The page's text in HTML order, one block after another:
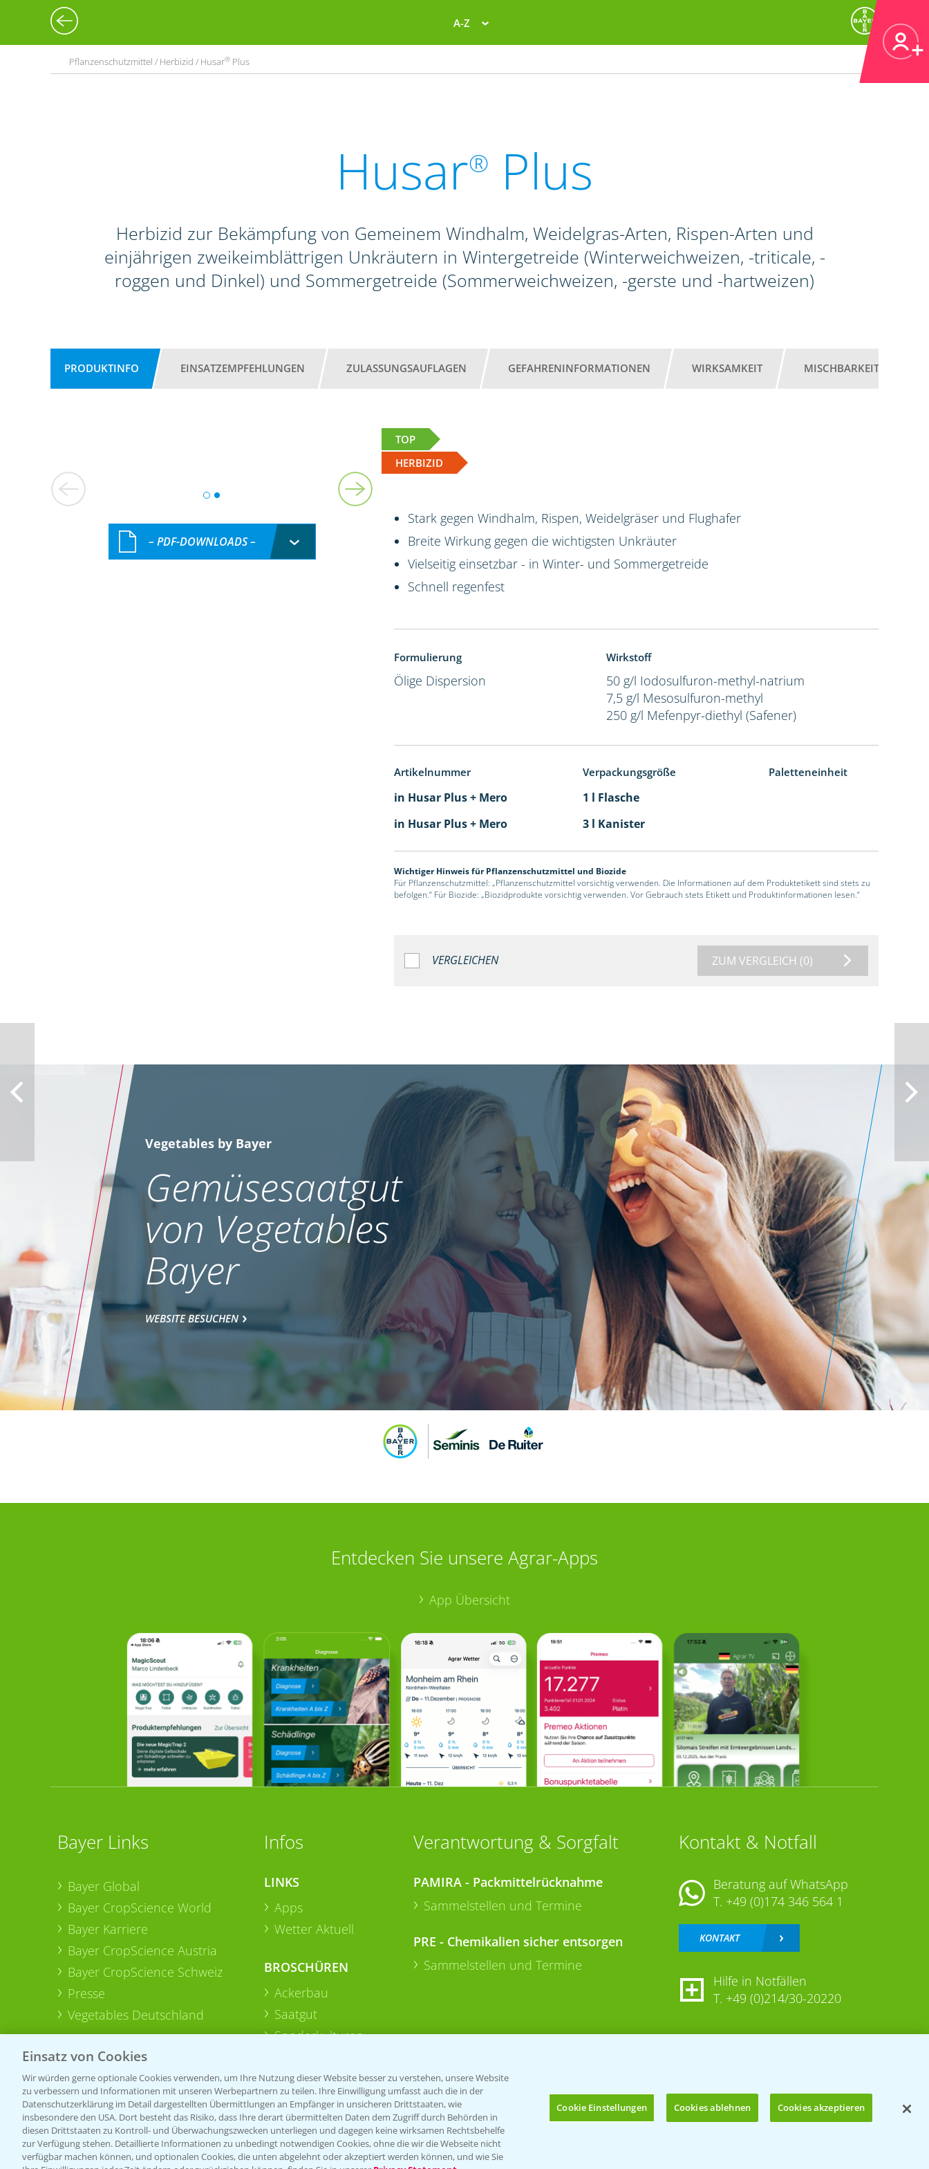
A-Z
Pflanzenschutzmittel / Herbizid / Husar® Plus
Husar® Plus
Herbizid zur Bekämpfung von Gemeinem Windhalm, Weidelgras-Arten, Rispen-Arten und
einjährigen zweikeimblättrigen Unkräutern in Wintergetreide (Winterweichweizen, -triticale, -
roggen und Dinkel) und Sommergetreide (Sommerweichweizen, -gerste und -hartweizen)
PRODUKTINFO EINSATZEMPFEHLUNGEN ZULASSUNGSAUFLAGEN GEFAHRENINFORMATIONEN WIRKSAMKEIT MISCHBARKEIT
TOP
HERBIZID
– PDF-DOWNLOADS –
Stark gegen Windhalm, Rispen, Weidelgräser und Flughafer
Breite Wirkung gegen die wichtigsten Unkräuter
Vielseitig einsetzbar - in Winter- und Sommergetreide
Schnell regenfest
Formulierung
Ölige Dispersion
Wirkstoff
50 g/l Iodosulfuron-methyl-natrium
7,5 g/l Mesosulfuron-methyl
250 g/l Mefenpyr-diethyl (Safener)
Artikelnummer Verpackungsgröße Paletteneinheit
in Husar Plus + Mero
1 l Flasche
in Husar Plus + Mero
3 l Kanister
Wichtiger Hinweis für Pflanzenschutzmittel und Biozide
Für Pflanzenschutzmittel: „Pflanzenschutzmittel vorsichtig verwenden. Die Informationen auf dem Produktetikett sind stets zu
befolgen.“ Für Biozide: „Biozidprodukte vorsichtig verwenden. Vor Gebrauch stets Etikett und Produktinformationen lesen.“
VERGLEICHEN ZUM VERGLEICH (0)
Vegetables by Bayer
Gemüsesaatgut
von Vegetables
Bayer
WEBSITE BESUCHEN
Entdecken Sie unsere Agrar-Apps
App Übersicht
Bayer Links
Bayer Global
Bayer CropScience World
Bayer Karriere
Bayer CropScience Austria
Bayer CropScience Schweiz
Presse
Vegetables Deutschland
Infos
LINKS
Apps
Wetter Aktuell
BROSCHÜREN
Ackerbau
Saatgut
Sonderkulturen
Verantwortung & Sorgfalt
PAMIRA - Packmittelrücknahme
Sammelstellen und Termine
PRE - Chemikalien sicher entsorgen
Sammelstellen und Termine
Kontakt & Notfall
Beratung auf WhatsApp
T. +49 (0)174 346 564 1
KONTAKT
Hilfe in Notfällen
T. +49 (0)214/30-20220
Folgen Sie uns
Einsatz von Cookies
Wir würden gerne optionale Cookies verwenden, um Ihre Nutzung dieser Website besser zu verstehen, unsere Website
zu verbessern und Informationen mit unseren Werbepartnern zu teilen. Ihre Einwilligung umfasst auch die in der
Datenschutzerklärung im Detail dargestellten Übermittlungen an Empfänger in unsicheren Drittstaaten, wie
insbesondere den USA. Dort besteht das Risiko, dass Ihre derart übermittelten Daten dem Zugriff durch Behörden in
diesen Drittstaaten zu Kontroll- und Überwachungszwecken unterliegen und dagegen keine wirksamen Rechtsbehelfe
zur Verfügung stehen. Detaillierte Informationen zu unbedingt notwendigen Cookies, ohne die wir die Webseite nicht
verfügbar machen können, und optionalen Cookies, die unten abgelehnt oder akzeptiert werden können, und wie Sie
Cookie Einstellungen Cookies ablehnen Cookies akzeptieren